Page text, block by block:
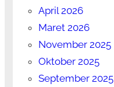
April 2026
Maret 2026
November 2025
Oktober 2025
September 2025